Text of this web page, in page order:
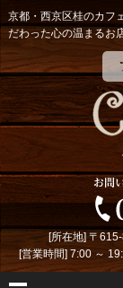
京都・西京区桂のカフ
だわった心の温まるお
[所在地] 〒
[営業時間] 7:00 ～